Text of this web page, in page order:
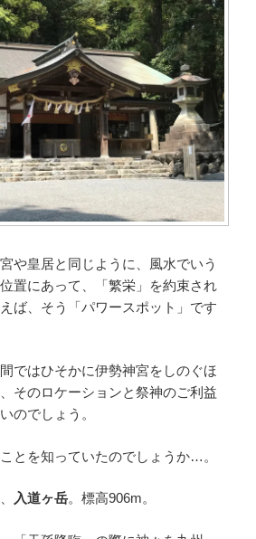
や皇居と同じように、風水でいう
置にあって、「繁栄」を約束され
、そう「パワースポット」です
ではひそかに伊勢神宮をしのぐほ
そのロケーションと祭神のご利益
のでしょう。
とを知っていたのでしょうか…。
入道ヶ岳。標高906m。